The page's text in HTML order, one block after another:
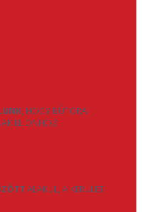
, HOGY BÚTORAI
EL ÖNHÖZ.
ALAKUL, A KERÜLET